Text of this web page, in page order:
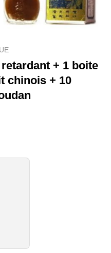
+ 1 boite
chinois + 10